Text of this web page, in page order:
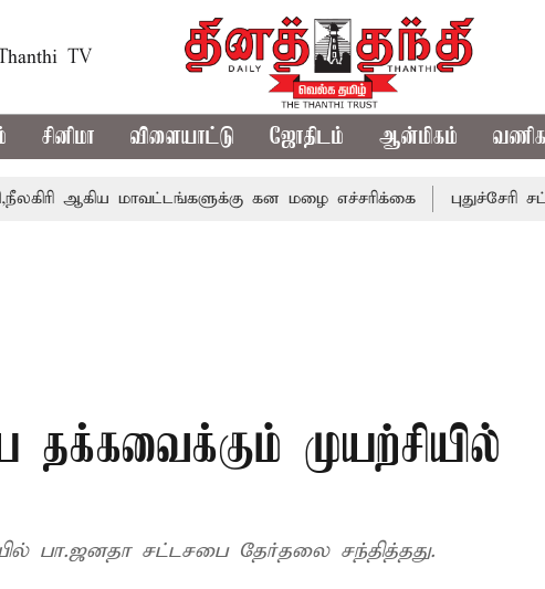
TV
சினிமா விளையாட்டு ஜோதிடம் ஆன்மிகம்
மாவட்டங்களுக்கு கன மழை எச்சரிக்கை புதுச்சேரி
முயற்சியில்
பா.ஜனதா சட்டசபை தேர்தலை சந்தித்தது.